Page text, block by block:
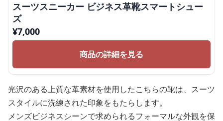
スーツスニーカー ビジネス革靴スマートシュー
ズ
¥7,000
商品の詳細を見る
光沢のある上質な革素材を使用したこちらの靴は、スーツ
スタイルに洗練された印象をもたらします。
メンズビジネスシーンで求められるフォーマルな外観を保